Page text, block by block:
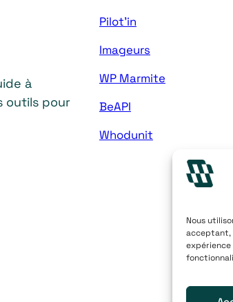
Nous
acceptant,
à
outils pour
Pilot’in
Imageurs
WP Marmite
BeAPI
Whodunit